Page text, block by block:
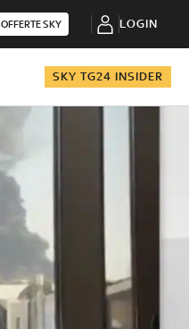
OFFERTE SKY LOGIN
SKY TG24 INSIDER